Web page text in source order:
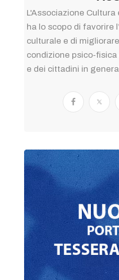
L'Associazione Cultura
ha lo scopo di favorire
culturale e di
condizione psico-
e dei cittadini in